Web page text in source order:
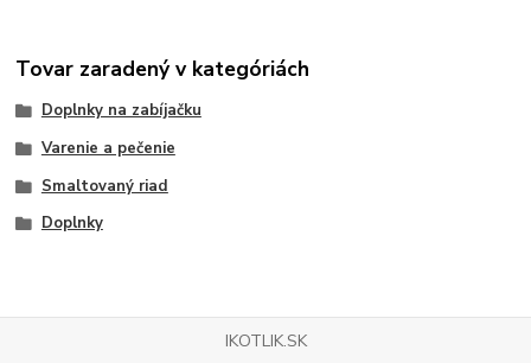
Tovar zaradený v kategóriách
Doplnky na zabíjačku
Varenie a pečenie
Smaltovaný riad
Doplnky
IKOTLIK.SK